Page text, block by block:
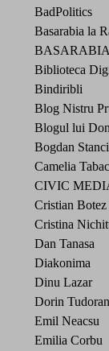
BadPolitics
Basarabia la
Biblioteca
Bindiribli
Blog Nistru
Blogul lui
Bogdan
Camelia
CIVIC
Cristian Botez
Cristina
Dan Tanasa
Diakonima
Dinu Lazar
Dorin Tudoran
Emil Neacsu
Emilia Corbu